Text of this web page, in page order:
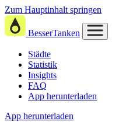
Zum Hauptinhalt springen
BesserTanken
Städte
Statistik
Insights
FAQ
App herunterladen
App herunterladen